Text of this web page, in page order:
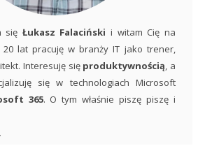
się Łukasz Falaciński i witam Cię na
20 lat pracuję w branży IT jako trener,
Interesuję się produktywnością, a
się w technologiach Microsoft
365. O tym właśnie piszę piszę i